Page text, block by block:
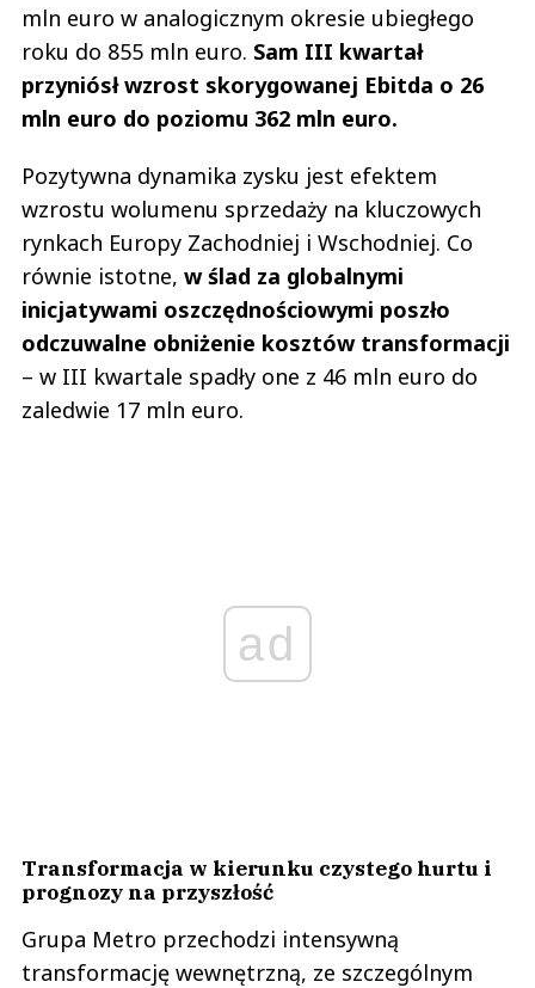
mln euro w analogicznym okresie ubiegłego
roku do 855 mln euro. Sam III kwartał
przyniósł wzrost skorygowanej Ebitda o 26
mln euro do poziomu 362 mln euro.
Pozytywna dynamika zysku jest efektem
wzrostu wolumenu sprzedaży na kluczowych
rynkach Europy Zachodniej i Wschodniej. Co
równie istotne, w ślad za globalnymi
inicjatywami oszczędnościowymi poszło
odczuwalne obniżenie kosztów transformacji
– w III kwartale spadły one z 46 mln euro do
zaledwie 17 mln euro.
ad
Transformacja w kierunku czystego hurtu i
prognozy na przyszłość
Grupa Metro przechodzi intensywną
transformację wewnętrzną, ze szczególnym